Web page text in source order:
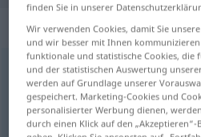
Erinnerungsschreibenn
Übersicht aller
(Für mehr Details die Übersetzung
finden Sie in unserer
Wir verwenden Cookies, damit Sie
und wir besser mit Ihnen
funktionale und statistische Cookies, die
und der statistischen Auswertung
werden auf Grundlage unserer
gespeichert. Marketing-Cookies und
personalisierter Werbung dienen,
durch einen Klick auf den